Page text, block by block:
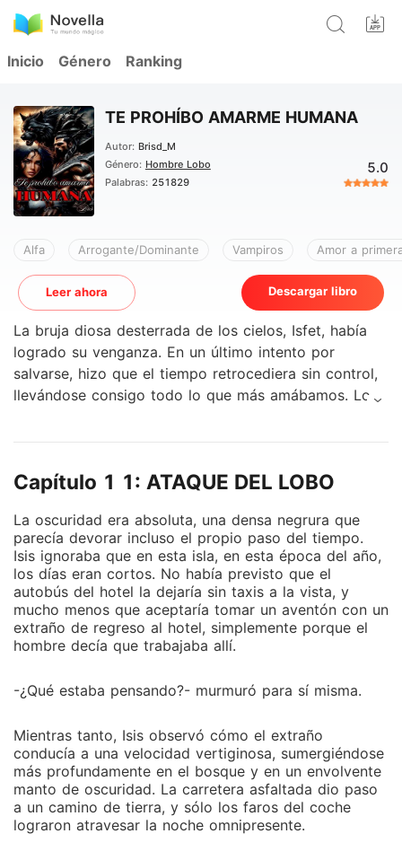
Inicio Género Ranking
TE PROHÍBO AMARME HUMANA
Autor: Brisd_M
Género: Hombre Lobo
Palabras: 251829
5.0
Alfa Arrogante/Dominante Vampiros Amor a
Leer ahora Descargar libro
La bruja diosa desterrada de los cielos, Isfet, había
logrado su venganza. En un último intento por
salvarse, hizo que el tiempo retrocediera sin control,
llevándose consigo todo lo que más amábamos. Los
nuestros cachorros y amigos. -¡¡¡Noooooo...!!!- Se
que cae de rodillas sin fuerzas. ¡Mi luna, mi hermosa
luna! ¡Mis cachorros, todo ha desaparecido! ¡Mi
adorada hermanita, sus cachorros! ¡Todo, desapareció
en un instante delante de mis ojos! ¡No puedo creer,
que no fuera capaz de impedir que eso pasara! ¡Las
lobas de mis hermanos, sus cachorros! ¡Todo, dejé
que desapareciera para siempre! ¡Otra vez, nos
¿Es que estamos malditos Mat? ¿Estamos destinados,
hacer ahora Mat? ¿Cómo podemos recuperar a
nuestra Luna? ¿Qué podemos hacer, para regresar a
nuestras lobas y cachorros mi lobo? Solloza el Alfa
Supremo de rodillas en el piso. Un grito desgarrador
sale del pecho de los lobos: ¡¡¡DONDE ESTAN,
Capítulo 1 1: ATAQUE DEL LOBO
La oscuridad era absoluta, una densa negrura que
parecía devorar incluso el propio paso del tiempo.
Isis ignoraba que en esta isla, en esta época del año,
los días eran cortos. No había previsto que el
autobús del hotel la dejaría sin taxis a la vista, y
mucho menos que aceptaría tomar un aventón con un
extraño de regreso al hotel, simplemente porque el
hombre decía que trabajaba allí.
-¿Qué estaba pensando?- murmuró para sí misma.
Mientras tanto, Isis observó cómo el extraño
conducía a una velocidad vertiginosa, sumergiéndose
más profundamente en el bosque y en un envolvente
manto de oscuridad. La carretera asfaltada dio paso
a un camino de tierra, y sólo los faros del coche
lograron atravesar la noche omnipresente.